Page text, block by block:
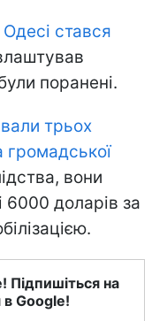
Одесі стався
поранені.
трьох
громадської
вони
6000 доларів за
Підпишіться на
в Google!